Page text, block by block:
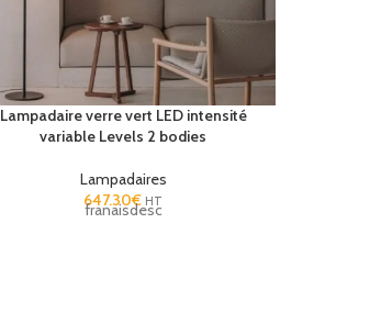
Lampadaire verre vert LED intensité
variable Levels 2 bodies
Lampadaires
647.30€ HT
franaisdesc